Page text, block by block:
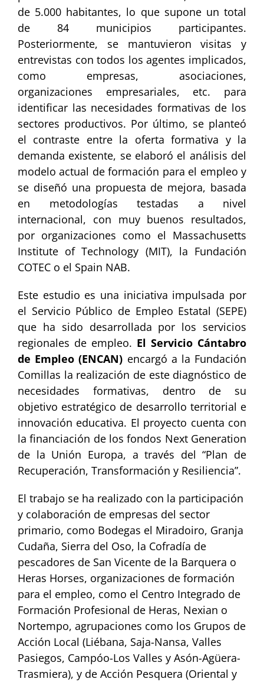
de 5.000 habitantes, lo que supone un total
de 84 municipios participantes.
Posteriormente, se mantuvieron visitas y
entrevistas con todos los agentes implicados,
como empresas, asociaciones,
organizaciones empresariales, etc. para
identificar las necesidades formativas de los
sectores productivos. Por último, se planteó
el contraste entre la oferta formativa y la
demanda existente, se elaboró el análisis del
modelo actual de formación para el empleo y
se diseñó una propuesta de mejora, basada
en metodologías testadas a nivel
internacional, con muy buenos resultados,
por organizaciones como el Massachusetts
Institute of Technology (MIT), la Fundación
COTEC o el Spain NAB.
Este estudio es una iniciativa impulsada por
el Servicio Público de Empleo Estatal (SEPE)
que ha sido desarrollada por los servicios
regionales de empleo. El Servicio Cántabro
de Empleo (ENCAN) encargó a la Fundación
Comillas la realización de este diagnóstico de
necesidades formativas, dentro de su
objetivo estratégico de desarrollo territorial e
innovación educativa. El proyecto cuenta con
la financiación de los fondos Next Generation
de la Unión Europa, a través del “Plan de
Recuperación, Transformación y Resiliencia”.
El trabajo se ha realizado con la participación
y colaboración de empresas del sector
primario, como Bodegas el Miradoiro, Granja
Cudaña, Sierra del Oso, la Cofradía de
pescadores de San Vicente de la Barquera o
Heras Horses, organizaciones de formación
para el empleo, como el Centro Integrado de
Formación Profesional de Heras, Nexian o
Nortempo, agrupaciones como los Grupos de
Acción Local (Liébana, Saja-Nansa, Valles
Pasiegos, Campóo-Los Valles y Asón-Agüera-
Trasmiera), y de Acción Pesquera (Oriental y